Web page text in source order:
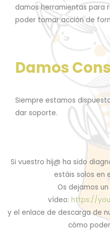
damos herramientas para
poder tomar acción de
Damos
Siempre estamos
dar soporte.
Si vuestro hij@ ha sido
estáis solos en
Os dejamos
vídeo: https://
y el enlace de descarga de
cómo